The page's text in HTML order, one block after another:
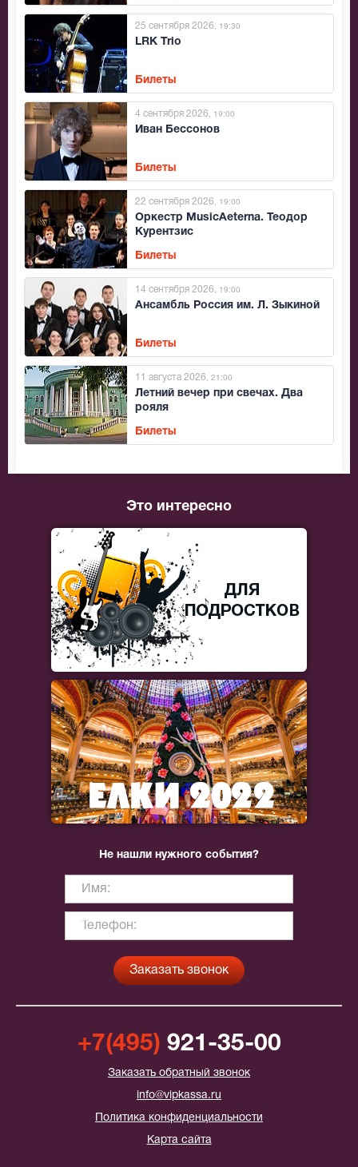
LRK Trio
25 сентября 2026 , 19:30
Билеты
Иван Бессонов
4 сентября 2026 , 19:00
Билеты
Оркестр MusicAeterna. Теодор
Курентзис
22 сентября 2026 , 19:00
Билеты
Ансамбль Россия им. Л. Зыкиной
14 сентября 2026 , 19:00
Билеты
Летний вечер при свечах. Два
рояля
11 августа 2026 , 21:00
Билеты
Это интересно
Не нашли нужного события?
+7(495) 921-35-00
Заказать обратный звонок
info@vipkassa.ru
Политика конфиденциальности
Карта сайта